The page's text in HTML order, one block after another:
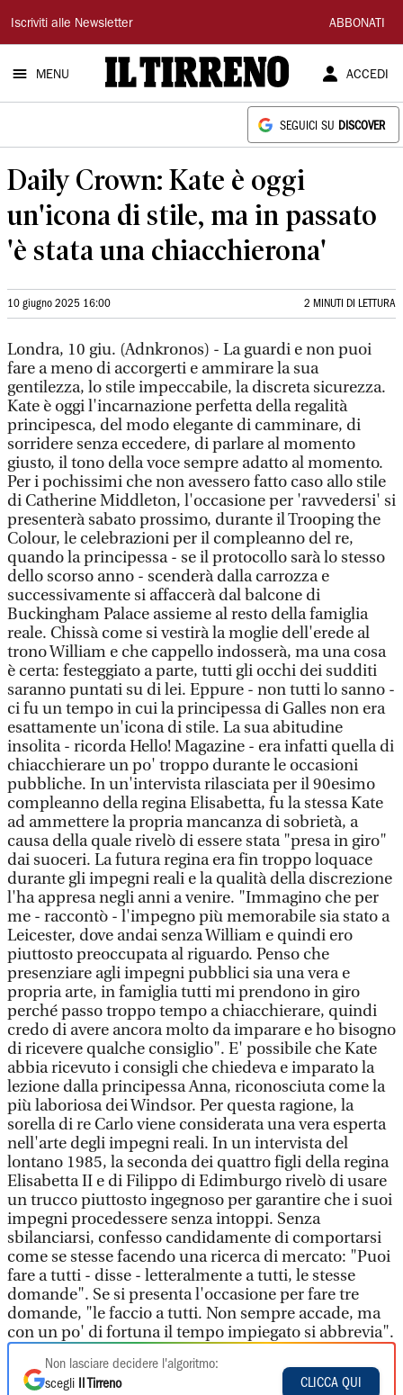
Il
Tirreno
Iscriviti alle Newsletter ABBONATI
MENU ACCEDI
SEGUICI SU DISCOVER
Daily Crown: Kate è oggi
un'icona di stile, ma in passato
'è stata una chiacchierona'
10 giugno 2025 16:00 2 MINUTI DI LETTURA
Londra, 10 giu. (Adnkronos) - La guardi e non puoi
fare a meno di accorgerti e ammirare la sua
gentilezza, lo stile impeccabile, la discreta sicurezza.
Kate è oggi l'incarnazione perfetta della regalità
principesca, del modo elegante di camminare, di
sorridere senza eccedere, di parlare al momento
giusto, il tono della voce sempre adatto al momento.
Per i pochissimi che non avessero fatto caso allo stile
di Catherine Middleton, l'occasione per 'ravvedersi' si
presenterà sabato prossimo, durante il Trooping the
Colour, le celebrazioni per il compleanno del re,
quando la principessa - se il protocollo sarà lo stesso
dello scorso anno - scenderà dalla carrozza e
successivamente si affaccerà dal balcone di
Buckingham Palace assieme al resto della famiglia
reale. Chissà come si vestirà la moglie dell'erede al
trono William e che cappello indosserà, ma una cosa
è certa: festeggiato a parte, tutti gli occhi dei sudditi
saranno puntati su di lei. Eppure - non tutti lo sanno -
ci fu un tempo in cui la principessa di Galles non era
esattamente un'icona di stile. La sua abitudine
insolita - ricorda Hello! Magazine - era infatti quella di
chiacchierare un po' troppo durante le occasioni
pubbliche. In un'intervista rilasciata per il 90esimo
compleanno della regina Elisabetta, fu la stessa Kate
ad ammettere la propria mancanza di sobrietà, a
causa della quale rivelò di essere stata "presa in giro"
dai suoceri. La futura regina era fin troppo loquace
durante gli impegni reali e la qualità della discrezione
l'ha appresa negli anni a venire. "Immagino che per
me - raccontò - l'impegno più memorabile sia stato a
Leicester, dove andai senza William e quindi ero
piuttosto preoccupata al riguardo. Penso che
presenziare agli impegni pubblici sia una vera e
propria arte, in famiglia tutti mi prendono in giro
perché passo troppo tempo a chiacchierare, quindi
credo di avere ancora molto da imparare e ho bisogno
di ricevere qualche consiglio". E' possibile che Kate
abbia ricevuto i consigli che chiedeva e imparato la
lezione dalla principessa Anna, riconosciuta come la
più laboriosa dei Windsor. Per questa ragione, la
sorella di re Carlo viene considerata una vera esperta
nell'arte degli impegni reali. In un intervista del
lontano 1985, la seconda dei quattro figli della regina
Elisabetta II e di Filippo di Edimburgo rivelò di usare
un trucco piuttosto ingegnoso per garantire che i suoi
impegni procedessere senza intoppi. Senza
sbilanciarsi, confesso candidamente di comportarsi
come se stesse facendo una ricerca di mercato: "Puoi
fare a tutti - disse - letteralmente a tutti, le stesse
domande". Se si presenta l'occasione per fare tre
domande, "le faccio a tutti. Non sempre accade, ma
con un po' di fortuna il tempo impiegato si abbrevia".
Non lasciare decidere l'algoritmo:
scegli
Il Tirreno
CLICCA QUI